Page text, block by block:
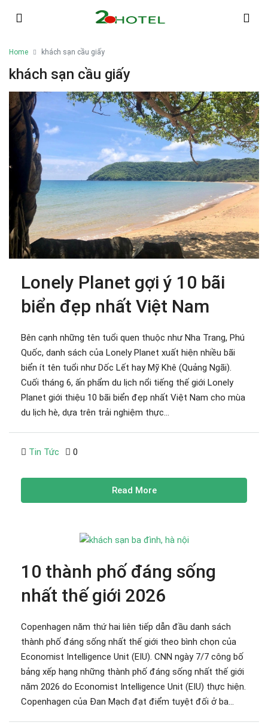
Home khách sạn cầu giấy
khách sạn cầu giấy
Lonely Planet gợi ý 10 bãi
biển đẹp nhất Việt Nam
Bên cạnh những tên tuổi quen thuộc như Nha Trang, Phú
Quốc, danh sách của Lonely Planet xuất hiện nhiều bãi
biển ít tên tuổi như Dốc Lết hay Mỹ Khê (Quảng Ngãi).
Cuối tháng 6, ấn phẩm du lịch nổi tiếng thế giới Lonely
Planet giới thiệu 10 bãi biển đẹp nhất Việt Nam cho mùa
du lịch hè, dựa trên trải nghiệm thực...
Tin Tức 0
Read More
10 thành phố đáng sống
nhất thế giới 2026
Copenhagen năm thứ hai liên tiếp dẫn đầu danh sách
thành phố đáng sống nhất thế giới theo bình chọn của
Economist Intelligence Unit (EIU). CNN ngày 7/7 công bố
bảng xếp hạng những thành phố đáng sống nhất thế giới
năm 2026 do Economist Intelligence Unit (EIU) thực hiện.
Copenhagen của Đan Mạch đạt điểm tuyệt đối ở ba...